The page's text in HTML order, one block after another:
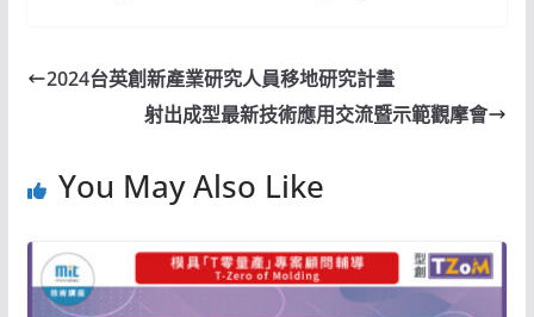
2024台英創新產業研究人員移地研究計畫
射出成型最新技術應用交流暨示範觀摩會
You May Also Like